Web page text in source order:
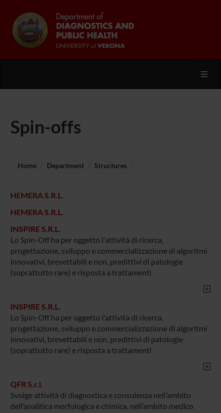
Spin-offs
Home Department Structures
HEMERA S.R.L.
HEMERA S.R.L.
INSPIRE S.R.L.
Lo Spin-Off ha per oggetto l'attività di ricerca,
progettazione, sviluppo e commercializzazione di algoritmi
innovativi, brevettabili e non, predittivi di patologie
(soprattutto rare) e risposta a trattamenti
INSPIRE S.R.L.
Lo Spin-Off ha per oggetto l'attività di ricerca,
progettazione, sviluppo e commercializzazione di algoritmi
innovativi, brevettabili e non, predittivi di patologie
(soprattutto rare) e risposta a trattamenti
QFR S.r.l.
Svolge attività di diagnostica e consulenza nell’ambito
dell’analitica morfologica e chimica, nell’ambito medico